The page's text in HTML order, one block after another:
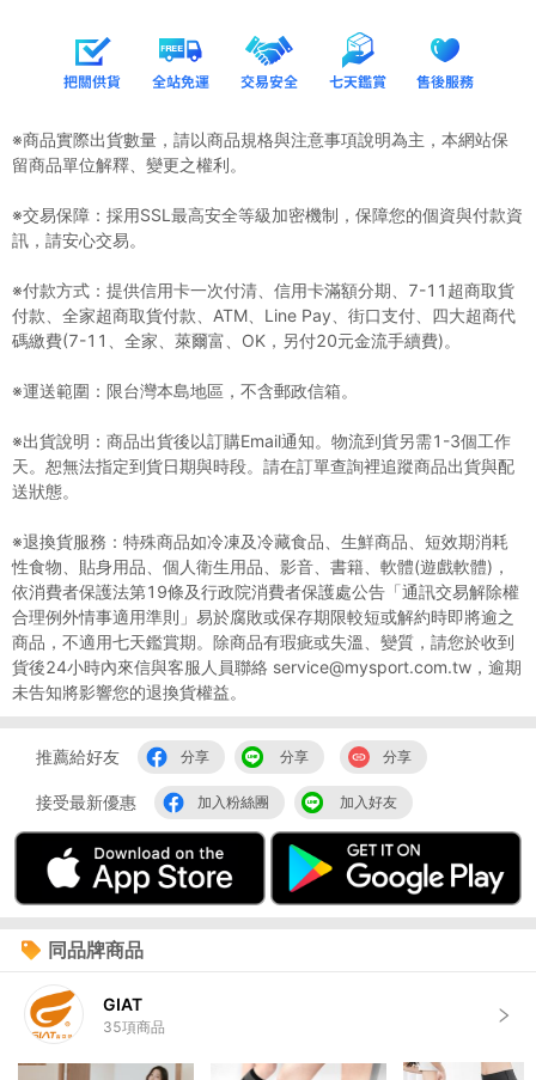
※商品實際出貨數量，請以商品規格與注意事項說明為主，本網站保
留商品單位解釋、變更之權利。
※交易保障：採用SSL最高安全等級加密機制，保障您的個資與付款資
訊，請安心交易。
※付款方式：提供信用卡一次付清、信用卡滿額分期、7-11超商取貨
付款、全家超商取貨付款、ATM、Line Pay、街口支付、四大超商代
碼繳費(7-11、全家、萊爾富、OK，另付20元金流手續費)。
※運送範圍：限台灣本島地區，不含郵政信箱。
※出貨說明：商品出貨後以訂購Email通知。物流到貨另需1-3個工作
天。恕無法指定到貨日期與時段。請在訂單查詢裡追蹤商品出貨與配
送狀態。
※退換貨服務：特殊商品如冷凍及冷藏食品、生鮮商品、短效期消耗
性食物、貼身用品、個人衛生用品、影音、書籍、軟體(遊戲軟體)，
依消費者保護法第19條及行政院消費者保護處公告「通訊交易解除權
合理例外情事適用準則」易於腐敗或保存期限較短或解約時即將逾之
商品，不適用七天鑑賞期。除商品有瑕疵或失溫、變質，請您於收到
貨後24小時內來信與客服人員聯絡 service@mysport.com.tw，逾期
未告知將影響您的退換貨權益。
推薦給好友 分享 分享 分享
接受最新優惠 加入粉絲團 加入好友
同品牌商品
GIAT
35項商品